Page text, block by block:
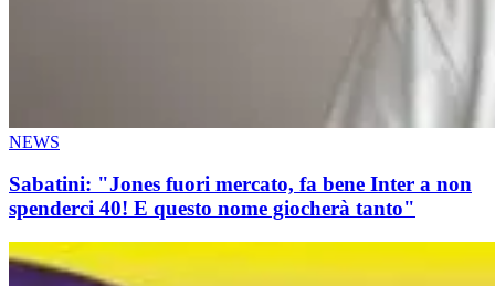
NEWS
Sabatini: "Jones fuori mercato, fa bene Inter a non
spenderci 40! E questo nome giocherà tanto"